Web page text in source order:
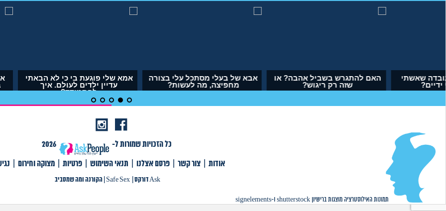
אמא שלי
עדיין
אבא של בעלי מסתכל עלי בצורה
מחפיצה, מה לעשות?
(ליה, בת 27)
האם להתגרש בשביל אהבה? או
שזה רק ריגוש?
מה לעשות עם העובדה שאשתי
הרימה עליי ידיים?
כל הזכויות שמורות ל-
2026
אודות|צור קשר|פרסם אצלנו|תנאי שימוש|פרטיות|תגיות|מצוקה וחירום|Ask דורקס אודות צור קשר פרסם אצלנו תנאי השימוש פרטיות מצוקה וחירום
Ask דורקס Safe Sex הקורנה ומה שמסביב
תמונות האילוסטרציה מוצגות ברישיון shutterstock ו-signelements